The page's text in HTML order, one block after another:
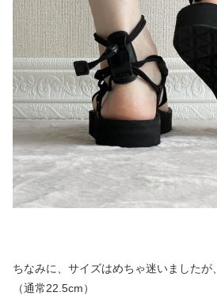
ちなみに、サイズはめちゃ迷いましたが
（通常22.5cm）